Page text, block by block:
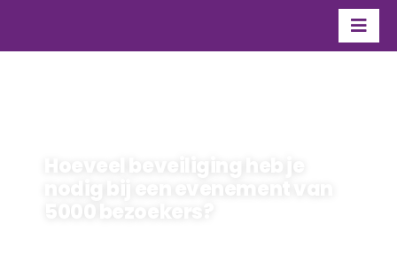
inhoud
Contact
Hoeveel beveiliging heb je
nodig bij een evenement van
5000 bezoekers?